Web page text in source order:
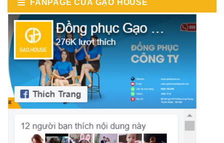
FANPAGE CỦA GẠO HOUSE